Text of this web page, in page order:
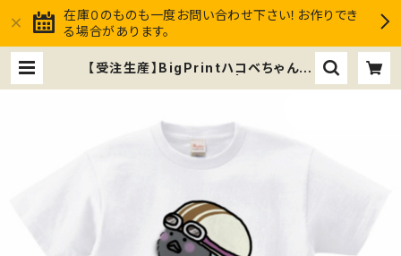
在庫０のものも一度お問い合わせ下さい！お作りでき
る場合があります。
【受注生産】BigPrintハコベちゃん T